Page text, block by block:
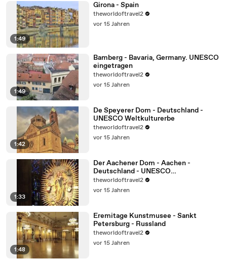
1:49
Girona - Spain
theworldoftravel2
vor 15 Jahren
1:49
Bamberg - Bavaria, Germany. UNESCO
eingetragen
theworldoftravel2
vor 15 Jahren
1:42
De Speyerer Dom - Deutschland -
UNESCO Weltkulturerbe
theworldoftravel2
vor 15 Jahren
1:33
Der Aachener Dom - Aachen -
Deutschland - UNESCO
Weltkulturerbe
theworldoftravel2
vor 15 Jahren
1:48
Eremitage Kunstmusee - Sankt
Petersburg - Russland
theworldoftravel2
vor 15 Jahren